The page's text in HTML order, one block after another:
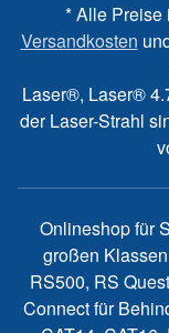
* Alle Preise
Versandkosten
Laser®, Laser®
der Laser-Strahl
Onlineshop für
großen
RS500, RS
Connect für